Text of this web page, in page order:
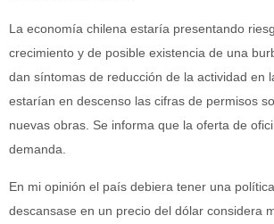
La economía chilena estaría presentando
crecimiento y de posible existencia de una
dan síntomas de reducción de la actividad en
estarían en descenso las cifras de permisos
nuevas obras. Se informa que la oferta de
demanda.
En mi opinión el país debiera tener una
descansase en un precio del dólar considera